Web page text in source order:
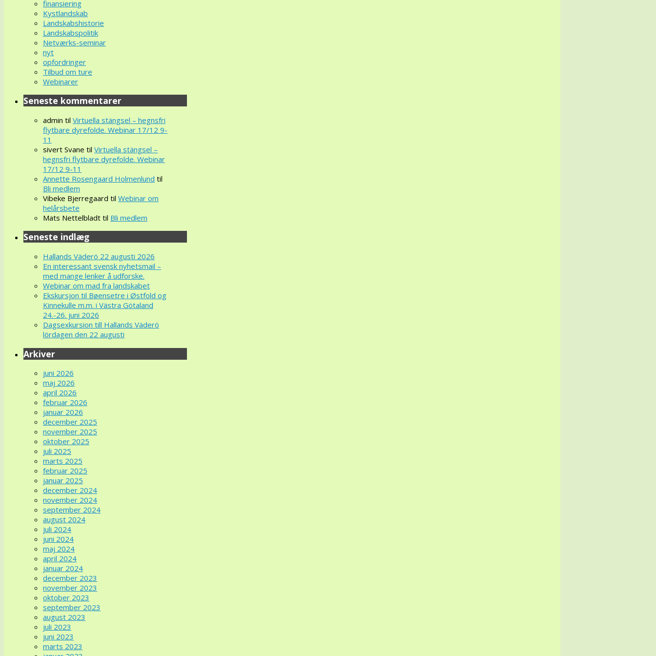
finansiering
Kystlandskab
Landskabshistorie
Landskabspolitik
Netværks-seminar
nyt
opfordringer
Tilbud om ture
Webinarer
Seneste kommentarer
admin til Virtuella stängsel – hegnsfri
flytbare dyrefolde. Webinar 17/12 9-
11
sivert Svane til Virtuella stängsel –
hegnsfri flytbare dyrefolde. Webinar
17/12 9-11
Annette Rosengaard Holmenlund til
Bli medlem
Vibeke Bjerregaard til Webinar om
helårsbete
Mats Nettelbladt til Bli medlem
Seneste indlæg
Hallands Väderö 22 augusti 2026
En interessant svensk nyhetsmail –
med mange lenker å udforske.
Webinar om mad fra landskabet
Ekskursjon til Bøensetre i Østfold og
Kinnekulle m.m. i Västra Götaland
24.-26. juni 2026
Dagsexkursion till Hallands Väderö
lördagen den 22 augusti
Arkiver
juni 2026
maj 2026
april 2026
februar 2026
januar 2026
december 2025
november 2025
oktober 2025
juli 2025
marts 2025
februar 2025
januar 2025
december 2024
november 2024
september 2024
august 2024
juli 2024
juni 2024
maj 2024
april 2024
januar 2024
december 2023
november 2023
oktober 2023
september 2023
august 2023
juli 2023
juni 2023
marts 2023